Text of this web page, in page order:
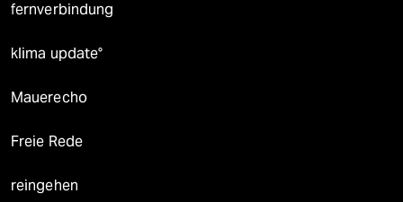
fernverbindung
klima update°
Mauerecho
Freie Rede
reingehen